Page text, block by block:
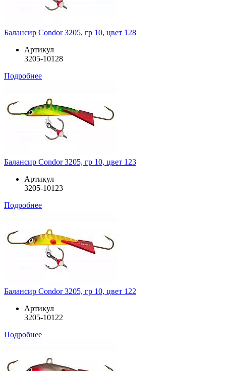
Балансир Condor 3205, гр 10, цвет 128
Артикул
3205-10128
Подробнее
Балансир Condor 3205, гр 10, цвет 123
Артикул
3205-10123
Подробнее
Балансир Condor 3205, гр 10, цвет 122
Артикул
3205-10122
Подробнее